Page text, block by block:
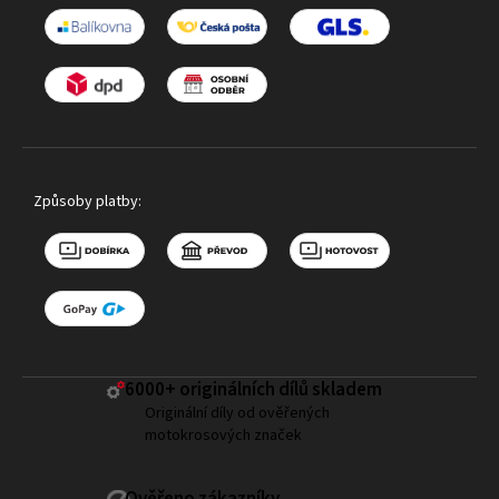
Způsoby platby:
6000+ ​originálních dílů skladem
Originální díly od ověřených
motokrosových značek